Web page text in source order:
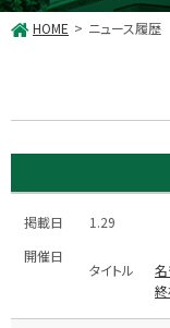
HOME ニュース履歴
1.29
終